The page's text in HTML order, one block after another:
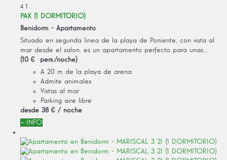
4 1
PAX (1 DORMITORIO)
Benidorm - Apartamento
Situado en segunda linea de la playa de Poniente, con vista al
mar desde el salon, es un apartamento perfecto para unas...
(10 € pers./noche)
A 20 m de la playa de arena
Admite animales
Vistas al mar
Parking aire libre
desde 38 € / noche
+ INFO